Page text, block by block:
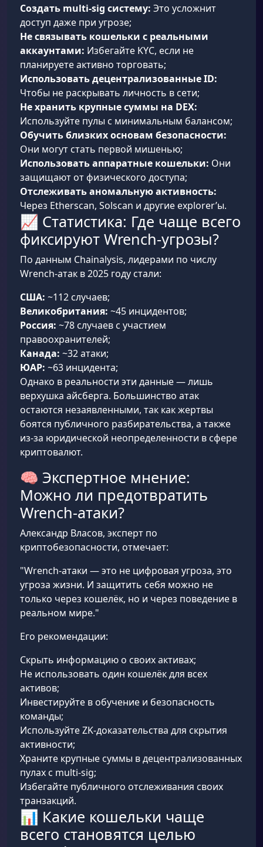
Создать multi-sig систему: Это усложнит
доступ даже при угрозе;
Не связывать кошельки с реальными
аккаунтами: Избегайте KYC, если не
планируете активно торговать;
Использовать децентрализованные ID:
Чтобы не раскрывать личность в сети;
Не хранить крупные суммы на DEX:
Используйте пулы с минимальным балансом;
Обучить близких основам безопасности:
Они могут стать первой мишенью;
Использовать аппаратные кошельки: Они
защищают от физического доступа;
Отслеживать аномальную активность:
Через Etherscan, Solscan и другие explorer’ы.
📈 Статистика: Где чаще всего
фиксируют Wrench-угрозы?
По данным Chainalysis, лидерами по числу
Wrench-атак в 2025 году стали:
США: ~112 случаев;
Великобритания: ~45 инцидентов;
Россия: ~78 случаев с участием
правоохранителей;
Канада: ~32 атаки;
ЮАР: ~63 инцидента;
Однако в реальности эти данные — лишь
верхушка айсберга. Большинство атак
остаются незаявленными, так как жертвы
боятся публичного разбирательства, а также
из-за юридической неопределенности в сфере
криптовалют.
🧠 Экспертное мнение:
Можно ли предотвратить
Wrench-атаки?
Александр Власов, эксперт по
криптобезопасности, отмечает:
"Wrench-атаки — это не цифровая угроза, это
угроза жизни. И защитить себя можно не
только через кошелёк, но и через поведение в
реальном мире."
Его рекомендации:
Скрыть информацию о своих активах;
Не использовать один кошелёк для всех
активов;
Инвестируйте в обучение и безопасность
команды;
Используйте ZK-доказательства для скрытия
активности;
Храните крупные суммы в децентрализованных
пулах с multi-sig;
Избегайте публичного отслеживания своих
транзакций.
📊 Какие кошельки чаще
всего становятся целью